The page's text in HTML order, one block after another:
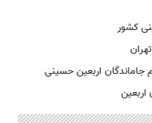
کشور
اربعین